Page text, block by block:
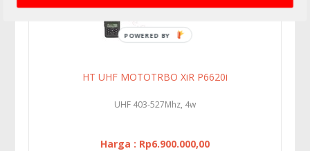
HT UHF MOTOTRBO XiR P6620i
UHF 403-527Mhz, 4w
Harga : Rp6.900.000,00